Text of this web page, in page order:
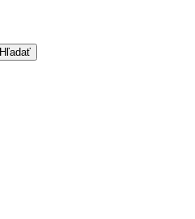
Hľadať